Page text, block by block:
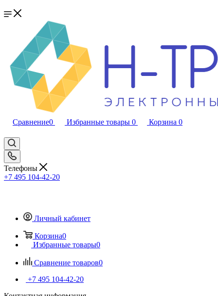
Сравнение0 Избранные товары 0 Корзина 0
Телефоны
+7 495 104-42-20
Личный кабинет
Корзина0
Избранные товары0
Сравнение товаров0
+7 495 104-42-20